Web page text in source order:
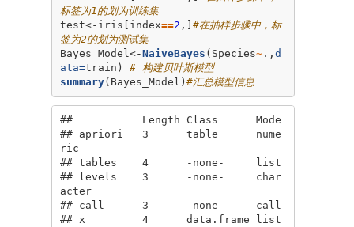
标签为1的划为训练集
test<-iris[index==2 ,] #在抽样步骤中，标
签为2的划为测试集
Bayes_Model<-NaiveBayes (Species~., d
ata=train) # 构建贝叶斯模型
summary(Bayes_Model) #汇总模型信息
##           Length Class      Mode
## apriori   3      table      nume
ric
## tables    4      -none-     list
## levels    3      -none-     char
acter
## call      3      -none-     call
## x         4      data.frame list